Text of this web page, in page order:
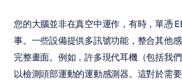
您的大腦並非在真空中運作，有時，單憑
事。一些設備提供多訊號功能，整合其他
完整畫面。例如，許多現代耳機（包括我
以檢測頭部運動的運動感測器。這對於需